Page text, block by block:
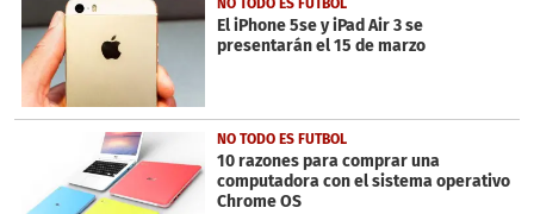
El iPhone 5se y iPad Air 3 se
presentarán el 15 de marzo
NO TODO ES FUTBOL
10 razones para comprar una
computadora con el sistema operativo
Chrome OS